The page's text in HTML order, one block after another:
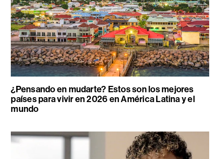
¿Pensando en mudarte? Estos son los mejores
países para vivir en 2026 en América Latina y el
mundo